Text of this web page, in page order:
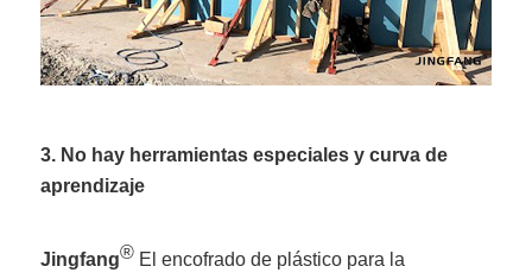
3. No hay herramientas especiales y curva de
aprendizaje
Jingfang® El encofrado de plástico para la